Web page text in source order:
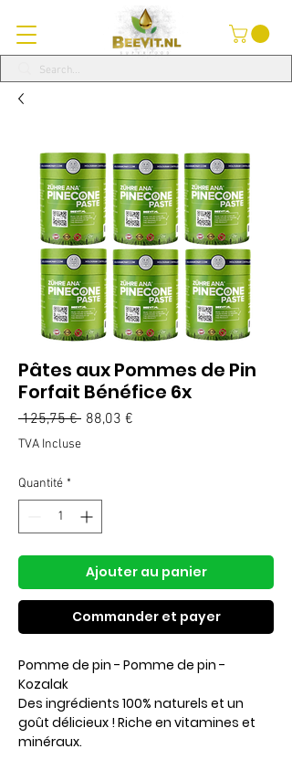
Pâtes aux Pommes de Pin
Forfait Bénéfice 6x
125,75 € Prix
88,03 €
TVA Incluse
Quantité *
Ajouter au panier
Commander et payer
Pomme de pin - Pomme de pin -
Kozalak
Des ingrédients 100% naturels et un
goût délicieux ! Riche en vitamines et
minéraux.